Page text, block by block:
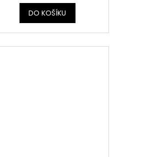
DO KOŠÍKU